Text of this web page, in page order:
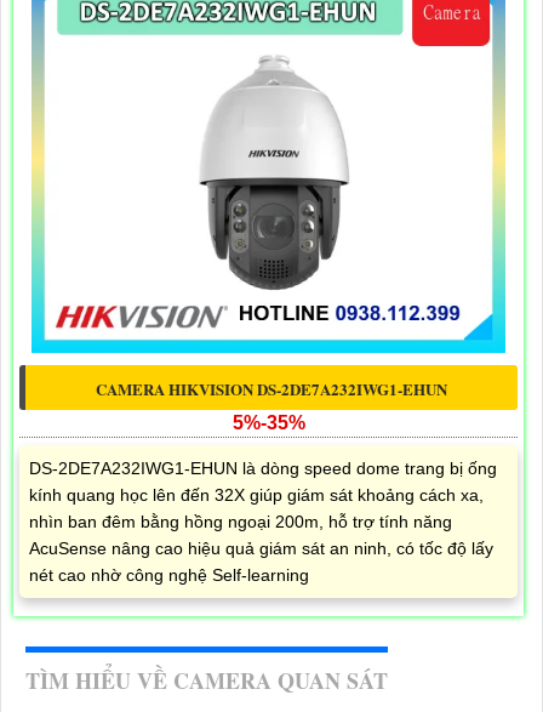
CAMERA HIKVISION DS-2DE7A232IWG1-EHUN
5%-35%
DS-2DE7A232IWG1-EHUN là dòng speed dome trang bị ống
kính quang học lên đến 32X giúp giám sát khoảng cách xa,
nhìn ban đêm bằng hồng ngoại 200m, hỗ trợ tính năng
AcuSense nâng cao hiệu quả giám sát an ninh, có tốc độ lấy
nét cao nhờ công nghệ Self-learning
TÌM HIỂU VỀ CAMERA QUAN SÁT